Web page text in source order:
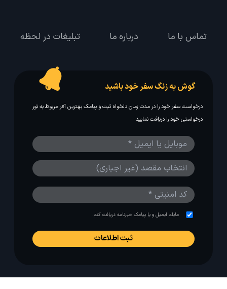
تماس با ما درباره ما تبلیغات در لحظه
گوش به زنگ سفر خود باشید
درخواست سفر خود را در مدت زمان دلخواه ثبت و پیامک بهترین آفر مربوط به تور
درخواستی خود را دریافت نمایید
مایلم ایمیل و یا پیامک خبرنامه دریافت کنم.